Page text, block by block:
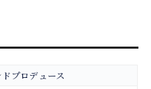
プロデュース